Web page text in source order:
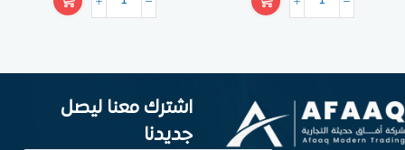
اشترك معنا ليصل
جديدنا